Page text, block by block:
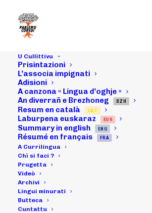
U Cullittivu
Prisintazioni
L’associa impignati
Adisioni
A canzona « Lingua d’oghje »
An diverrañ e Brezhoneg
BZH
Resum en català CAT
Laburpena euskaraz EUS
Summary in english ENG
Résumé en français FRA
A Currilingua
Chì si faci ?
Prugetta
Videò
Archivi
Lingui minurati
Butteca
Cuntattu
08/07/19 :
Discursata
cù i membra
CESEC.